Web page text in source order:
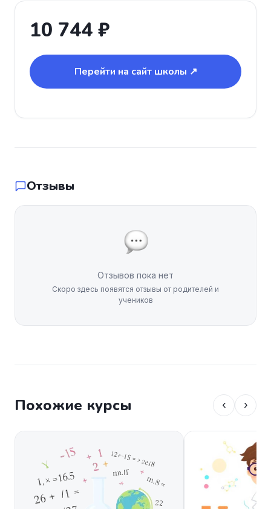
10 744 ₽
Перейти на сайт школы ↗
Отзывы
Отзывов пока нет
Скоро здесь появятся отзывы от родителей и
учеников
Похожие курсы ‹ ›